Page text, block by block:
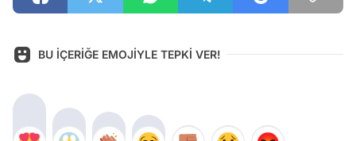
BU İÇERİĞE EMOJİYLE TEPKİ VER!